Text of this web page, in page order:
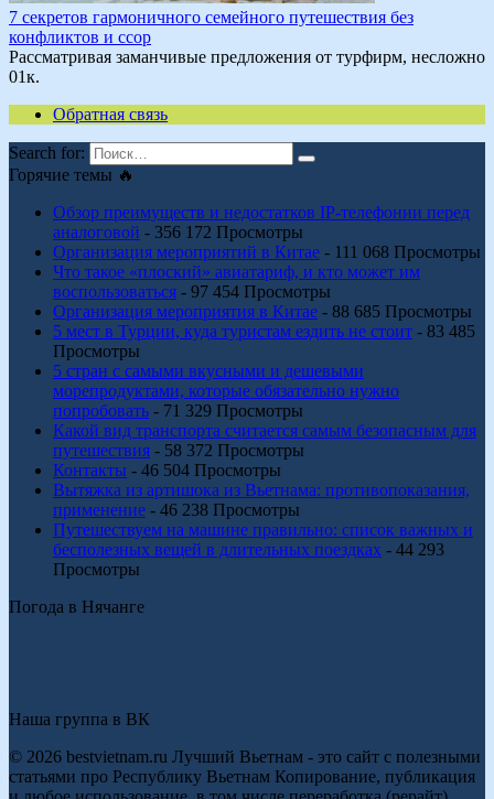
7 секретов гармоничного семейного путешествия без
конфликтов и ссор
Рассматривая заманчивые предложения от турфирм, несложно
01к.
Обратная связь
Search for:
Горячие темы 🔥
Обзор преимуществ и недостатков IP-телефонии перед
аналоговой - 356 172 Просмотры
Организация мероприятий в Китае - 111 068 Просмотры
Что такое «плоский» авиатариф, и кто может им
воспользоваться - 97 454 Просмотры
Организация мероприятия в Китае - 88 685 Просмотры
5 мест в Турции, куда туристам ездить не стоит - 83 485
Просмотры
5 стран с самыми вкусными и дешевыми
морепродуктами, которые обязательно нужно
попробовать - 71 329 Просмотры
Какой вид транспорта считается самым безопасным для
путешествия - 58 372 Просмотры
Контакты - 46 504 Просмотры
Вытяжка из артишока из Вьетнама: противопоказания,
применение - 46 238 Просмотры
Путешествуем на машине правильно: список важных и
бесполезных вещей в длительных поездках - 44 293
Просмотры
Погода в Нячанге
Наша группа в ВК
© 2026 bestvietnam.ru Лучший Вьетнам - это сайт с полезными
статьями про Республику Вьетнам Копирование, публикация